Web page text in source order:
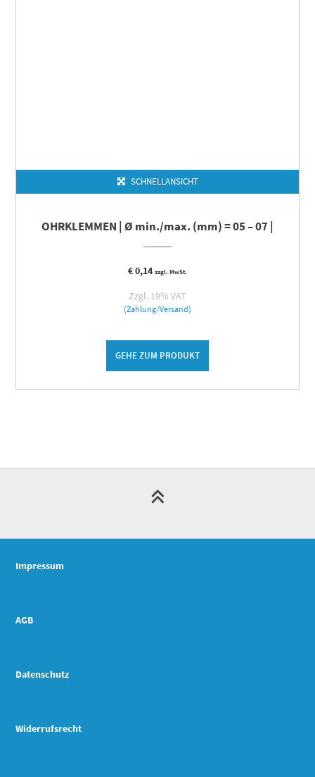
SCHNELLANSICHT
OHRKLEMMEN | Ø min./max. (mm) = 05 – 07 |
€0,14 zzgl. MwSt.
Zzgl. 19% VAT
(Zahlung/Versand)
GEHE ZUM PRODUKT
Impressum
AGB
Datenschutz
Widerrufsrecht